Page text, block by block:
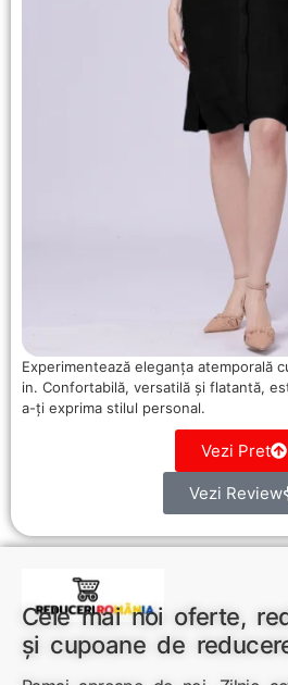
Experimentează eleganța atemporală
in. Confortabilă, versatilă și flatantă,
a-ți exprima stilul personal.
Vezi Pret
Vezi Review
Cele mai noi oferte,
și cupoane de